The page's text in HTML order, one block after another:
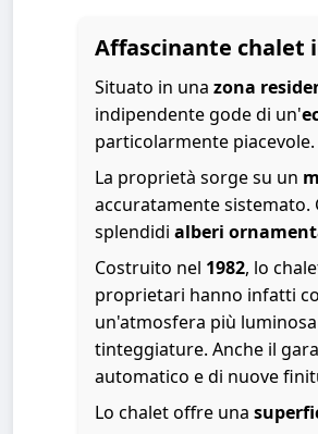
Affascinante chalet
Situato in una zona
indipendente gode di un'
particolarmente piacevole.
La proprietà sorge su un
accuratamente
splendidi alberi
Costruito nel 1982, lo
proprietari hanno infatti
un'atmosfera più
tinteggiature. Anche il
automatico e di nuove
Lo chalet offre una